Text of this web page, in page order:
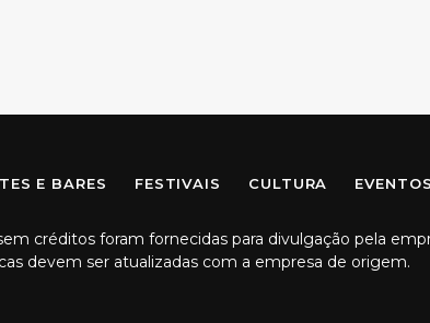
E BARES FESTIVAIS CULTURA EVENTOS
créditos foram fornecidas para divulgação pela
devem ser atualizadas com a empresa de origem.